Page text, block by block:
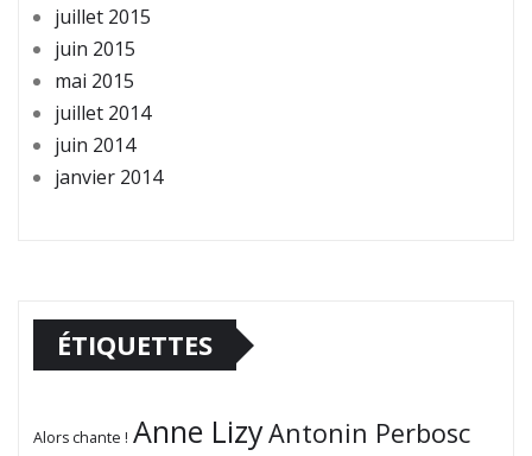
juillet 2015
juin 2015
mai 2015
juillet 2014
juin 2014
janvier 2014
ÉTIQUETTES
Alors chante ! Anne LizyAntonin Perbosc